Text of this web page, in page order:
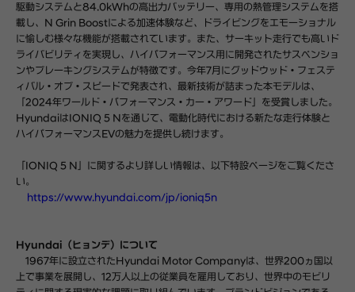
駆動システムと84.0kWhの高出力バッテリー、専用の熱管理システムを搭
載し、N Grin Boostによる加速体験など、ドライビングをエモーショナル
に愉しむ様々な機能が搭載されています。また、サーキット走行でも高いド
ライバビリティを実現し、ハイパフォーマンス用に開発されたサスペンショ
ンやブレーキングシステムが特徴です。今年7月にグッドウッド・フェステ
ィバル・オブ・スピードで発表され、最新技術が詰まった本モデルは、
「2024年ワールド・パフォーマンス・カー・アワード」を受賞しました。
HyundaiはIONIQ 5 Nを通じて、電動化時代における新たな走行体験と
ハイパフォーマンスEVの魅力を提供し続けます。
「IONIQ 5 N」に関するより詳しい情報は、以下特設ページをご覧くださ
い。
https://www.hyundai.com/jp/ioniq5n
Hyundai（ヒョンデ）について
1967年に設立されたHyundai Motor Companyは、世界200ヵ国以
上で事業を展開し、 12万人以上の従業員を雇用しており、世界中のモビリ